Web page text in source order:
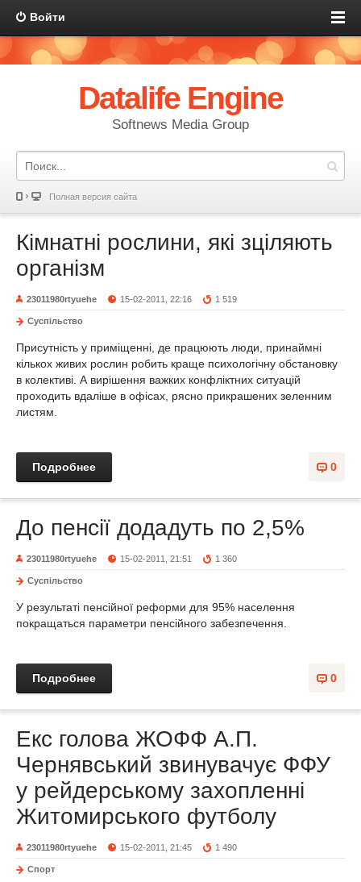
Войти
Datalife Engine
Softnews Media Group
Полная версия сайта
Кімнатні рослини, які зціляють
організм
23011980rtyuehe 15-02-2011, 22:16 1 519
Суспільство
Присутність у приміщенні, де працюють люди, принаймні
кількох живих рослин робить краще психологічну обстановку
в колективі. А вирішення важких конфліктних ситуацій
проходить вдаліше в офісах, рясно прикрашених зеленним
листям.
0
Подробнее
До пенсії додадуть по 2,5%
23011980rtyuehe 15-02-2011, 21:51 1 360
Суспільство
У результаті пенсійної реформи для 95% населення
покращаться параметри пенсійного забезпечення.
0
Подробнее
Екс голова ЖОФФ А.П.
Чернявський звинувачує ФФУ
у рейдерському захопленні
Житомирського футболу
23011980rtyuehe 15-02-2011, 21:45 1 490
Спорт